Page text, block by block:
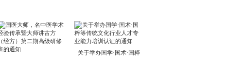
关于举办国学·国术·国粹